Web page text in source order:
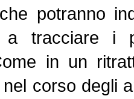
potranno
a tracciare i
in un
corso degli